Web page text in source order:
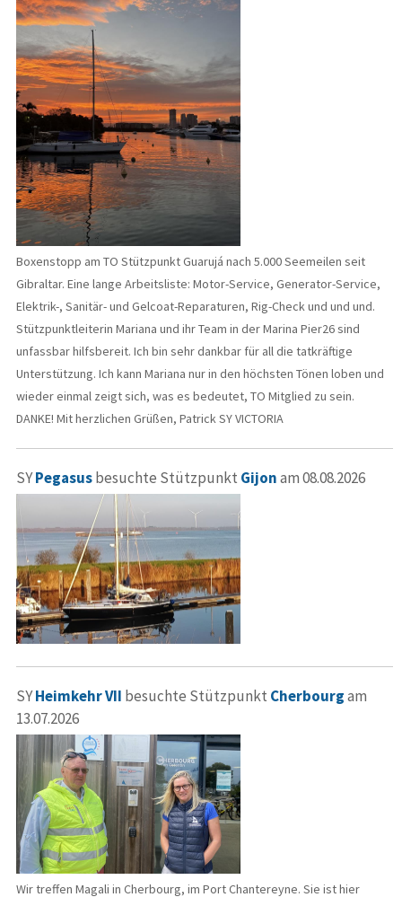
Boxenstopp am TO Stützpunkt Guarujá nach 5.000 Seemeilen seit
Gibraltar. Eine lange Arbeitsliste: Motor-Service, Generator-Service,
Elektrik-, Sanitär- und Gelcoat-Reparaturen, Rig-Check und und und.
Stützpunktleiterin Mariana und ihr Team in der Marina Pier26 sind
unfassbar hilfsbereit. Ich bin sehr dankbar für all die tatkräftige
Unterstützung. Ich kann Mariana nur in den höchsten Tönen loben und
wieder einmal zeigt sich, was es bedeutet, TO Mitglied zu sein.
DANKE! Mit herzlichen Grüßen, Patrick SY VICTORIA
SYPegasusbesuchte Stützpunkt Gijonam 08.08.2026
SYHeimkehr VII besuchte Stützpunkt Cherbourgam
13.07.2026
Wir treffen Magali in Cherbourg, im Port Chantereyne. Sie ist hier